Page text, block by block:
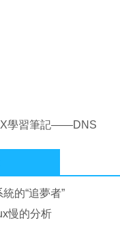
學習筆記——DNS
的“追夢者”
慢的分析